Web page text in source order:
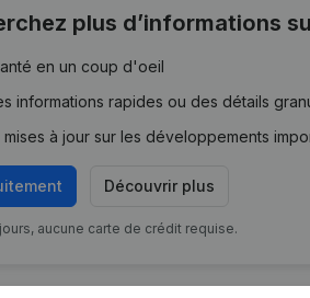
plus d’informations
en un coup d'oeil
informations rapides ou des détails
à jour sur les développements
Découvrir plus
aucune carte de crédit requise.